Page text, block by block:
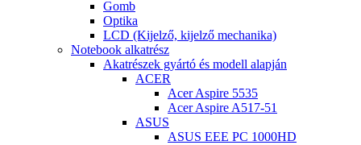
Gomb
Optika
LCD (Kijelző, kijelző mechanika)
Notebook alkatrész
Akatrészek gyártó és modell alapján
ACER
Acer Aspire 5535
Acer Aspire A517-51
ASUS
ASUS EEE PC 1000HD